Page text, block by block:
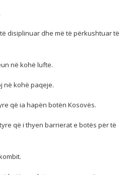
disiplinuar dhe më të përkushtuar të
në kohë lufte.
në kohë paqeje.
që ia hapën botën Kosovës.
që i thyen barrierat e botës për të